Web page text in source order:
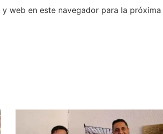
web en este navegador para la